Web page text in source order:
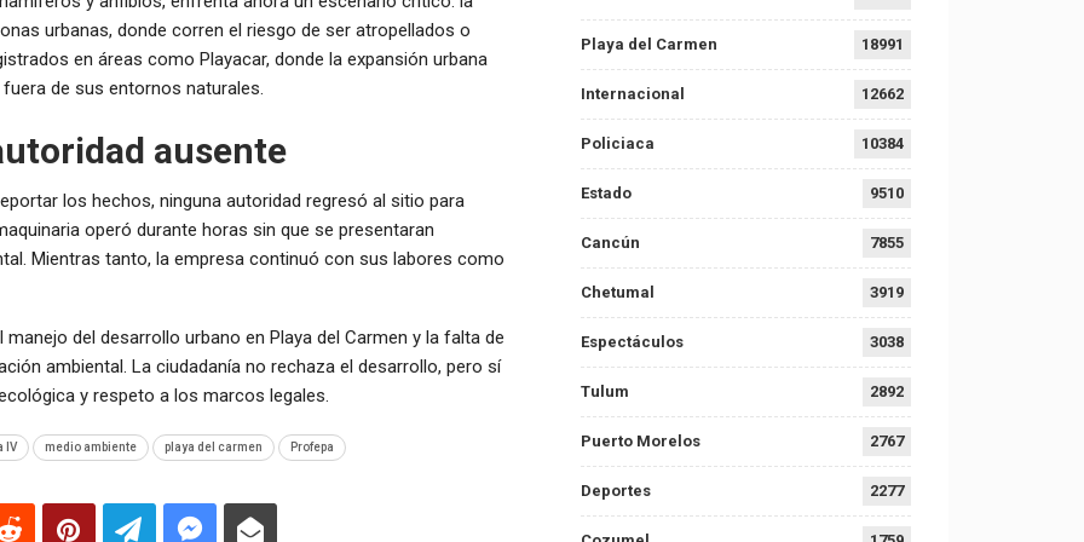
urbanas, donde corren el riesgo de ser atropellados o
en áreas como Playacar, donde la expansión urbana
de sus entornos naturales.
ausente
los hechos, ninguna autoridad regresó al sitio para
operó durante horas sin que se presentaran
Mientras tanto, la empresa continuó con sus labores como
del desarrollo urbano en Playa del Carmen y la falta de
ambiental. La ciudadanía no rechaza el desarrollo, pero sí
y respeto a los marcos legales.
IV medio ambiente playa del carmen Profepa
Playa del Carmen 18991
Internacional 12662
Policiaca 10384
Estado 9510
Cancún 7855
Chetumal 3919
Espectáculos 3038
Tulum 2892
Puerto Morelos 2767
Deportes 2277